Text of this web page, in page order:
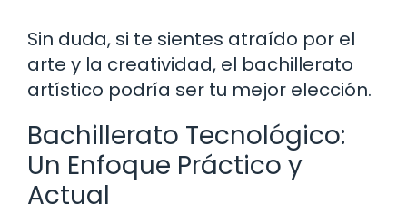
Sin duda, si te sientes atraído por el
arte y la creatividad, el bachillerato
artístico podría ser tu mejor elección.
Bachillerato Tecnológico:
Un Enfoque Práctico y
Actual